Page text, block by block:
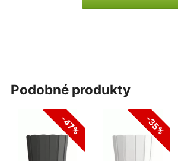
podobné produkty
-47% -35%